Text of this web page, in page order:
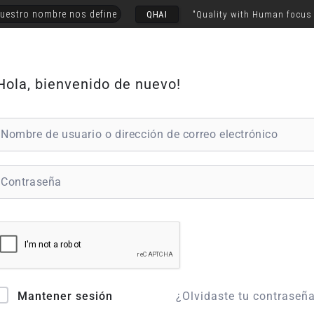
nombre nos define QHAI "Quality with Human focus
bienvenido de nuevo!
Mantener sesión ¿Olvidaste tu